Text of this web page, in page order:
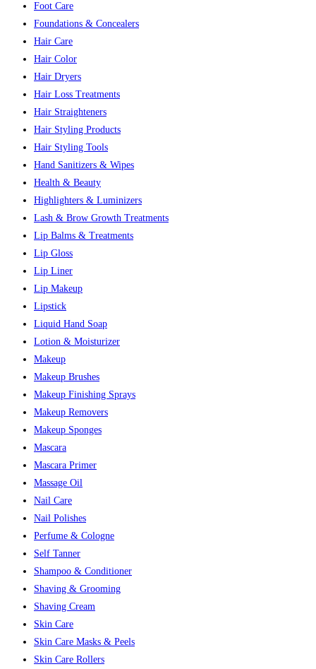
Foot Care
Foundations & Concealers
Hair Care
Hair Color
Hair Dryers
Hair Loss Treatments
Hair Straighteners
Hair Styling Products
Hair Styling Tools
Hand Sanitizers & Wipes
Health & Beauty
Highlighters & Luminizers
Lash & Brow Growth Treatments
Lip Balms & Treatments
Lip Gloss
Lip Liner
Lip Makeup
Lipstick
Liquid Hand Soap
Lotion & Moisturizer
Makeup
Makeup Brushes
Makeup Finishing Sprays
Makeup Removers
Makeup Sponges
Mascara
Mascara Primer
Massage Oil
Nail Care
Nail Polishes
Perfume & Cologne
Self Tanner
Shampoo & Conditioner
Shaving & Grooming
Shaving Cream
Skin Care
Skin Care Masks & Peels
Skin Care Rollers